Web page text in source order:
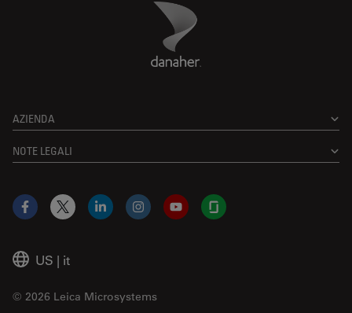
Danaher Logo
AZIENDA
NOTE LEGALI
US | it
© 2026 Leica Microsystems
Facebook
X LinkedInInstagramYouTubeGlassdoor